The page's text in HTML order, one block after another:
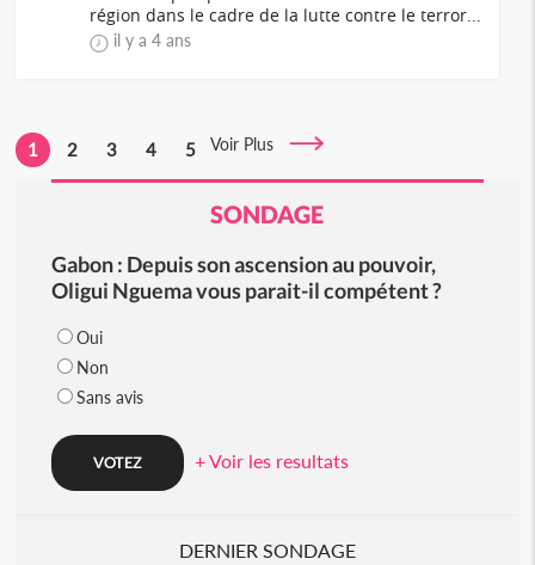
région dans le cadre de la lutte contre le terror...
il y a 4 ans
1 2 3 4 5 Voir Plus
SONDAGE
Gabon : Depuis son ascension au pouvoir,
Oligui Nguema vous parait-il compétent ?
Oui
Non
Sans avis
+ Voir les resultats
DERNIER SONDAGE